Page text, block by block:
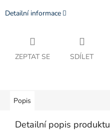
Detailní informace
ZEPTAT SE SDÍLET
Popis
Detailní popis produktu